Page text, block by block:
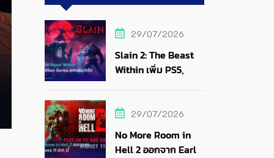
29/07/2026
Slain 2: The Beast
Within เพิ่ม PS5,
29/07/2026
No More Room in
Hell 2 ออกจาก Early